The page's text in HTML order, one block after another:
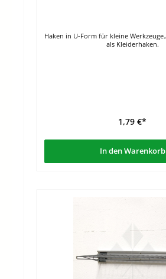
Haken in U-Form für kleine
als Kleiderhaken.
1,79 €*
In den Warenkorb